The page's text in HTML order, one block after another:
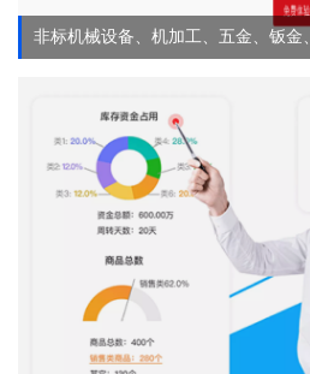
非标机械设备、机加工、五金、钣金